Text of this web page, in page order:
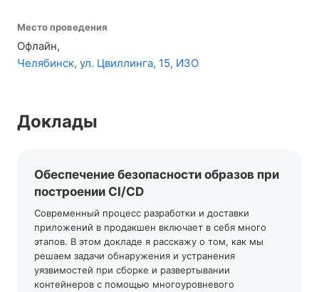
Место проведения
Офлайн,
Челябинск, ул. Цвиллинга, 15, ИЗО
Доклады
Обеспечение безопасности образов при
построении CI/CD
Современный процесс разработки и доставки
приложений в продакшен включает в себя много
этапов. В этом докладе я расскажу о том, как мы
решаем задачи обнаружения и устранения
уязвимостей при сборке и развертывании
контейнеров с помощью многоуровневого